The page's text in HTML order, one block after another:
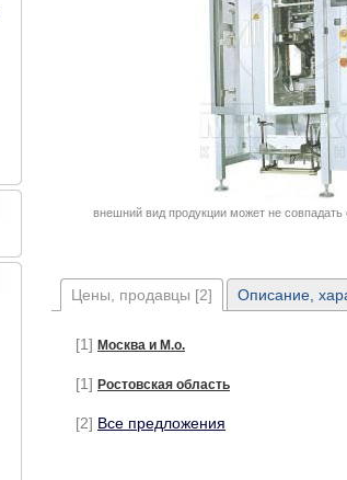
внешний вид продукции может не совпадать
Цены, продавцы [2]
[1] Москва и М.о.
[1] Ростовская область
[2] Все предложения
Описание,